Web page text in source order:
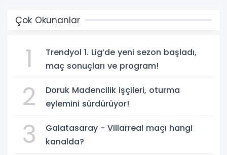
Çok Okunanlar
1
Trendyol 1. Lig’de yeni sezon başladı,
maç sonuçları ve program!
2
Doruk Madencilik işçileri, oturma
eylemini sürdürüyor!
3
Galatasaray - Villarreal maçı hangi
kanalda?